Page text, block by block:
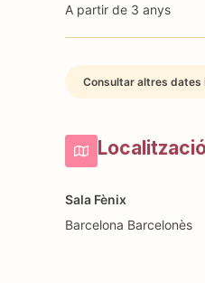
A partir de 3 anys
Consultar altres dates
Localització
Sala Fènix
Barcelona Barcelonès